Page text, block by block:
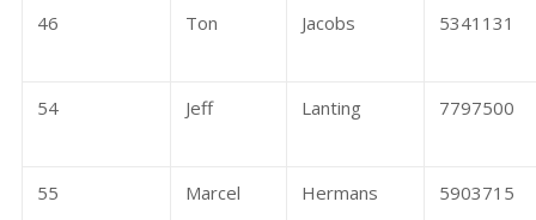
46 Ton Jacobs 5341131
54 Jeff Lanting 7797500
55 Marcel Hermans 5903715